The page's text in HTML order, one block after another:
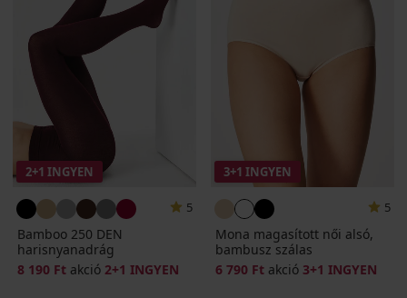
2+1 INGYEN
5
Bamboo 250 DEN
harisnyanadrág
8 190 Ft akció 2+1 INGYEN
3+1 INGYEN
5
Mona magasított női alsó,
bambusz szálas
6 790 Ft akció 3+1 INGYEN